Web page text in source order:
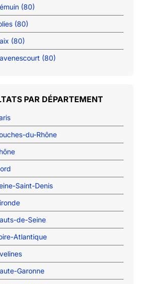
(80)
(80)
(80)
(80)
PAR DÉPARTEMENT
du-Rhône
Saint-Denis
de-Seine
Atlantique
Garonne